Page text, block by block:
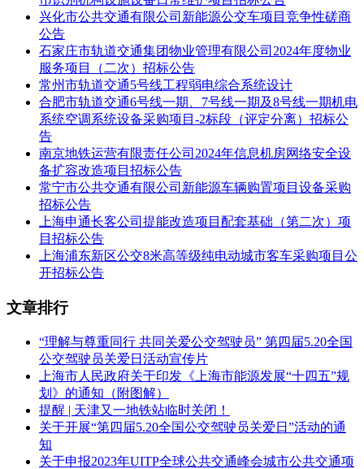
二、采购人的采购需求
序号 标的名称 数量 (台) 单价（元） 总预算价(元)
纯电动公交车 12 570000.00
三 、采购项目需落实的 政府采购政策 无。
四、投标人的资格要求
1、投标人的基本资格条件：投标人必须是在中华人民共和国
境内注册登记的法人、其他组织或者自然人，即： (1)具有独
立承担民事责任的能力; (2)具有良好的商业信誉和健全的财务
会计制度; (3)具有履行合同所必需的设备和专业技术能力; (4)
有依法缴纳税收和社会保障资金的良好记录; (5)参加采购活动
前三年内，在经营活动中没有重大违法记录; (6)法律、行政法
规规定的其他条件。
2、采购项目的特定资格条件：包01为无。
3、单位负责人为同一人或者存在直接控股、管理关系的不同
4、为本采购项目提供整体设计、规范编制或者项目管理、监
5、列入失信被执行人、重大税收违法案件当事人名单，列入
政府采购严重违法失信行为记录名单的，拒绝其参与政府采购
活动。 6、本次招标不接受(接受或不接受)联合体投标。
五、获取电子招标文件 凡有意参加投标者，请于2025年9月26
日～2025年10月10日18时00分止(北京时间，下同)，登录《湘
西公共资源交易网》(http://ggzyjy.xxz.gov.cn)下载招标文件。
下载电子招标文件流程：登陆《湘西公共资源交易网》→ 点
击“一站式”综合服务系统→点击“招标代理/ 招标方/投标方/转
兴化市公共交通有限公司新能源公交车项目竞争性磋商
公告
石家庄市轨道交通集团物业管理有限公司2024年度物业
服务项目（二次）招标公告
常州市轨道交通5号线工程弱电综合系统设计
合肥市轨道交通6号线一期、7号线一期及8号线一期机电
系统空调系统设备采购项目-2标段（评定分离）招标公
告
南京地铁运营有限责任公司2024年信息机房网络安全设
备扩容改造项目招标公告
常宁市公共交通有限公司新能源车辆购置项目设备采购
招标公告
上海申通长客公司提能改造项目配套基础（第二次）项
目招标公告
上海浦东新区公交8米高等级纯电动城市客车采购项目公
开招标公告
文章排行
“理解与尊重同行 共同关爱公交驾驶员” 第四届5.20全国
公交驾驶员关爱日活动宣传片
上海市人民政府关于印发《上海市能源发展“十四五”规
划》的通知（附图解）
提醒 | 天津又一地铁站临时关闭！
关于开展“第四届5.20全国公交驾驶员关爱日”活动的通
知
关于申报2023年UITP全球公共交通峰会城市公共交通项